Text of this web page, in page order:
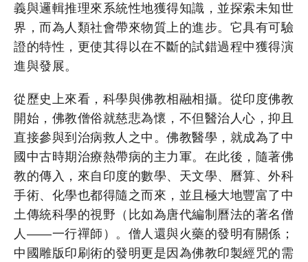
義與邏輯推理來系統性地獲得知識，並探索未知世
界，而為人類社會帶來物質上的進步。它具有可驗
證的特性，更使其得以在不斷的試錯過程中獲得演
進與發展。
從歷史上來看，科學與佛教相融相攝。從印度佛教
開始，佛教僧俗就慈悲為懷，不但醫治人心，抑且
直接參與到治病救人之中。佛教醫學，就成為了中
國中古時期治療熱帶病的主力軍。在此後，隨著佛
教的傳入，來自印度的數學、天文學、曆算、外科
手術、化學也都得隨之而來，並且極大地豐富了中
土傳統科學的視野（比如為唐代編制曆法的著名僧
人——一行禪師）。僧人還與火藥的發明有關係；
中國雕版印刷術的發明更是因為佛教印製經咒的需